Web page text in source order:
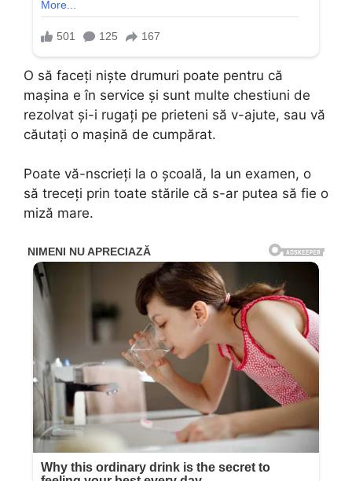
O să faceți niște drumuri poate pentru că
mașina e în service și sunt multe chestiuni de
rezolvat și-i rugați pe prieteni să v-ajute, sau vă
căutați o mașină de cumpărat.
Poate vă-nscrieți la o școală, la un examen, o
să treceți prin toate stările că s-ar putea să fie o
miză mare.